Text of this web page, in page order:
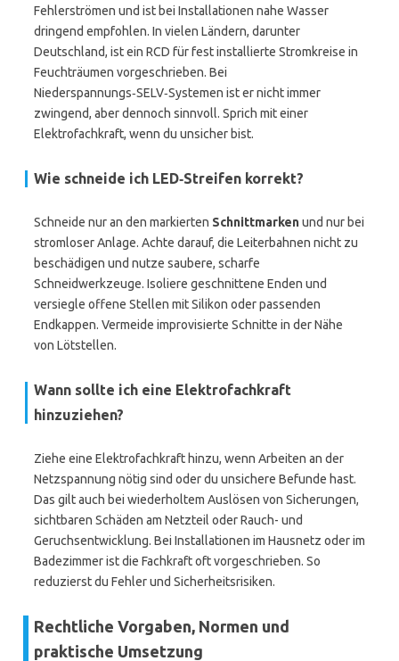
Fehlerströmen und ist bei Installationen nahe Wasser
dringend empfohlen. In vielen Ländern, darunter
Deutschland, ist ein RCD für fest installierte Stromkreise in
Feuchträumen vorgeschrieben. Bei
Niederspannungs‑SELV‑Systemen ist er nicht immer
zwingend, aber dennoch sinnvoll. Sprich mit einer
Elektrofachkraft, wenn du unsicher bist.
Wie schneide ich LED‑Streifen korrekt?
Schneide nur an den markierten Schnittmarkenund nur bei
stromloser Anlage. Achte darauf, die Leiterbahnen nicht zu
beschädigen und nutze saubere, scharfe
Schneidwerkzeuge. Isoliere geschnittene Enden und
versiegle offene Stellen mit Silikon oder passenden
Endkappen. Vermeide improvisierte Schnitte in der Nähe
von Lötstellen.
Wann sollte ich eine Elektrofachkraft
hinzuziehen?
Ziehe eine Elektrofachkraft hinzu, wenn Arbeiten an der
Netzspannung nötig sind oder du unsichere Befunde hast.
Das gilt auch bei wiederholtem Auslösen von Sicherungen,
sichtbaren Schäden am Netzteil oder Rauch- und
Geruchsentwicklung. Bei Installationen im Hausnetz oder im
Badezimmer ist die Fachkraft oft vorgeschrieben. So
reduzierst du Fehler und Sicherheitsrisiken.
Rechtliche Vorgaben, Normen und
praktische Umsetzung